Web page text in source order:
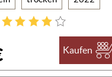
Kaufen